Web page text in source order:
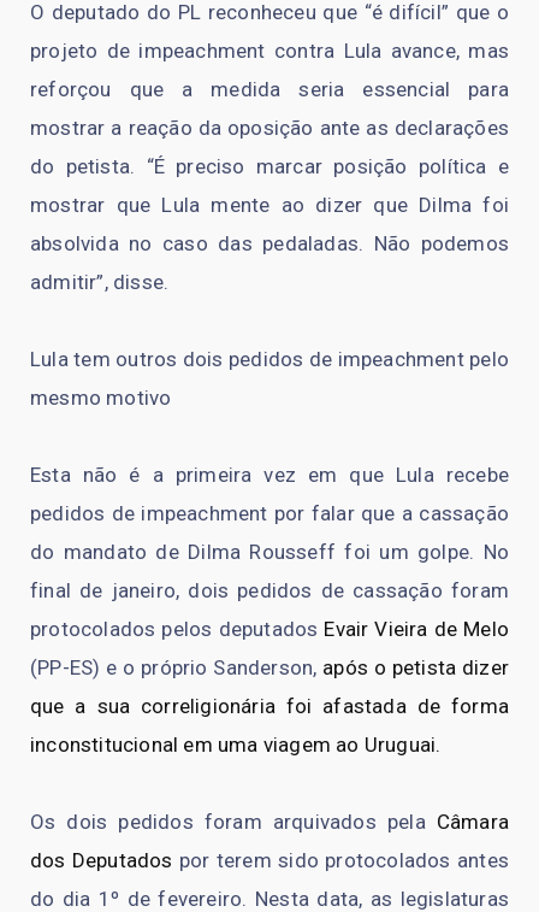
O deputado do PL reconheceu que “é difícil” que o
projeto de impeachment contra Lula avance, mas
reforçou que a medida seria essencial para
mostrar a reação da oposição ante as declarações
do petista. “É preciso marcar posição política e
mostrar que Lula mente ao dizer que Dilma foi
absolvida no caso das pedaladas. Não podemos
admitir”, disse.
Lula tem outros dois pedidos de impeachment pelo
mesmo motivo
Esta não é a primeira vez em que Lula recebe
pedidos de impeachment por falar que a cassação
do mandato de Dilma Rousseff foi um golpe. No
final de janeiro, dois pedidos de cassação foram
protocolados pelos deputados Evair Vieira de Melo
(PP-ES) e o próprio Sanderson, após o petista dizer
que a sua correligionária foi afastada de forma
inconstitucional em uma viagem ao Uruguai.
Os dois pedidos foram arquivados pela Câmara
dos Deputados por terem sido protocolados antes
do dia 1º de fevereiro. Nesta data, as legislaturas